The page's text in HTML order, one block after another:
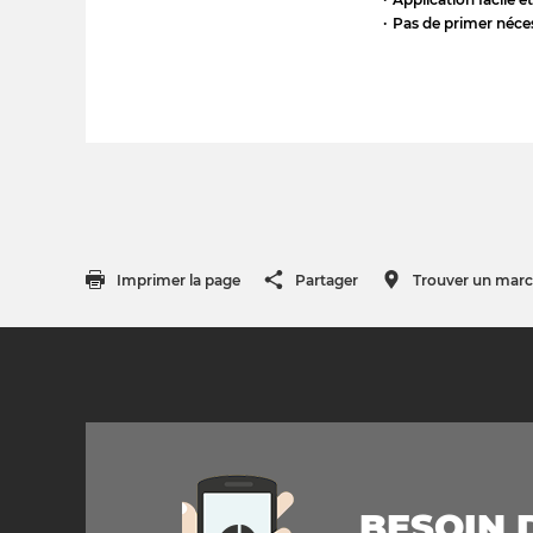
Pas de primer
Imprimer la page Partager Trouver un